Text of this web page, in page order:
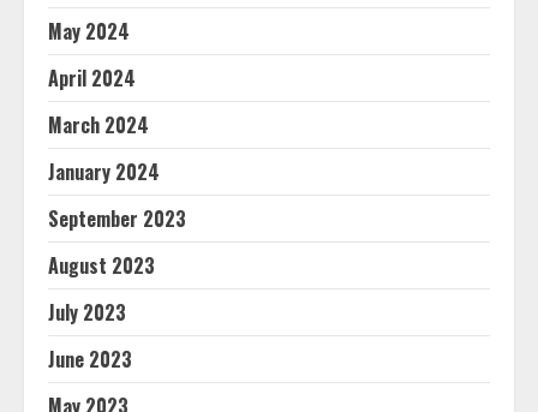
May 2024
April 2024
March 2024
January 2024
September 2023
August 2023
July 2023
June 2023
May 2023